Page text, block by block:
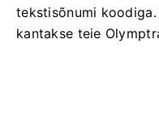
tekstisõnumi koodiga.
kantakse teie